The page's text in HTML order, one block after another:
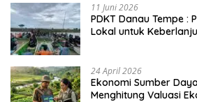
11 Juni 2026
PDKT Danau Tempe :
Lokal untuk
24 April 2026
Ekonomi Sumber
Menghitung Valuasi